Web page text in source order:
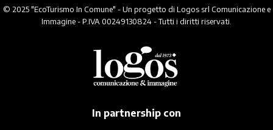
© 2025 "EcoTurismo In Comune" - Un progetto di Logos srl Comunicazione e
Immagine - P.IVA 00249130824 - Tutti i diritti riservati.
In partnership con